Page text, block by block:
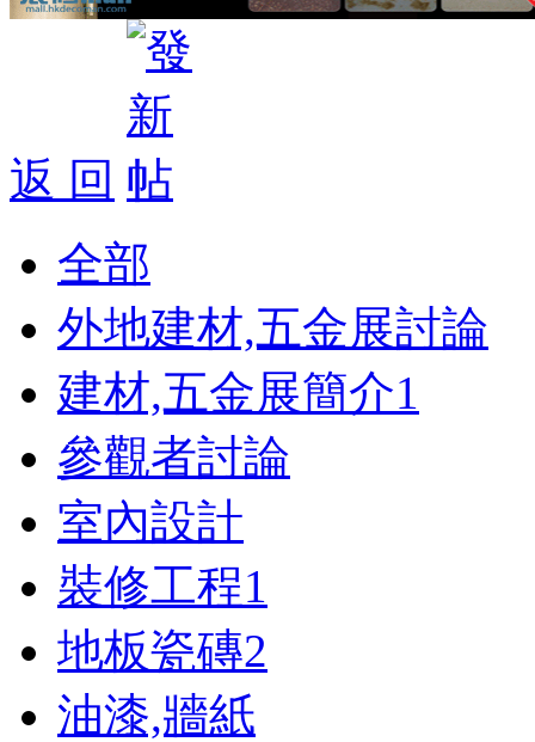
返 回
全部
外地建材,五金展討論
建材,五金展簡介1
參觀者討論
室內設計
裝修工程1
地板瓷磚2
油漆,牆紙